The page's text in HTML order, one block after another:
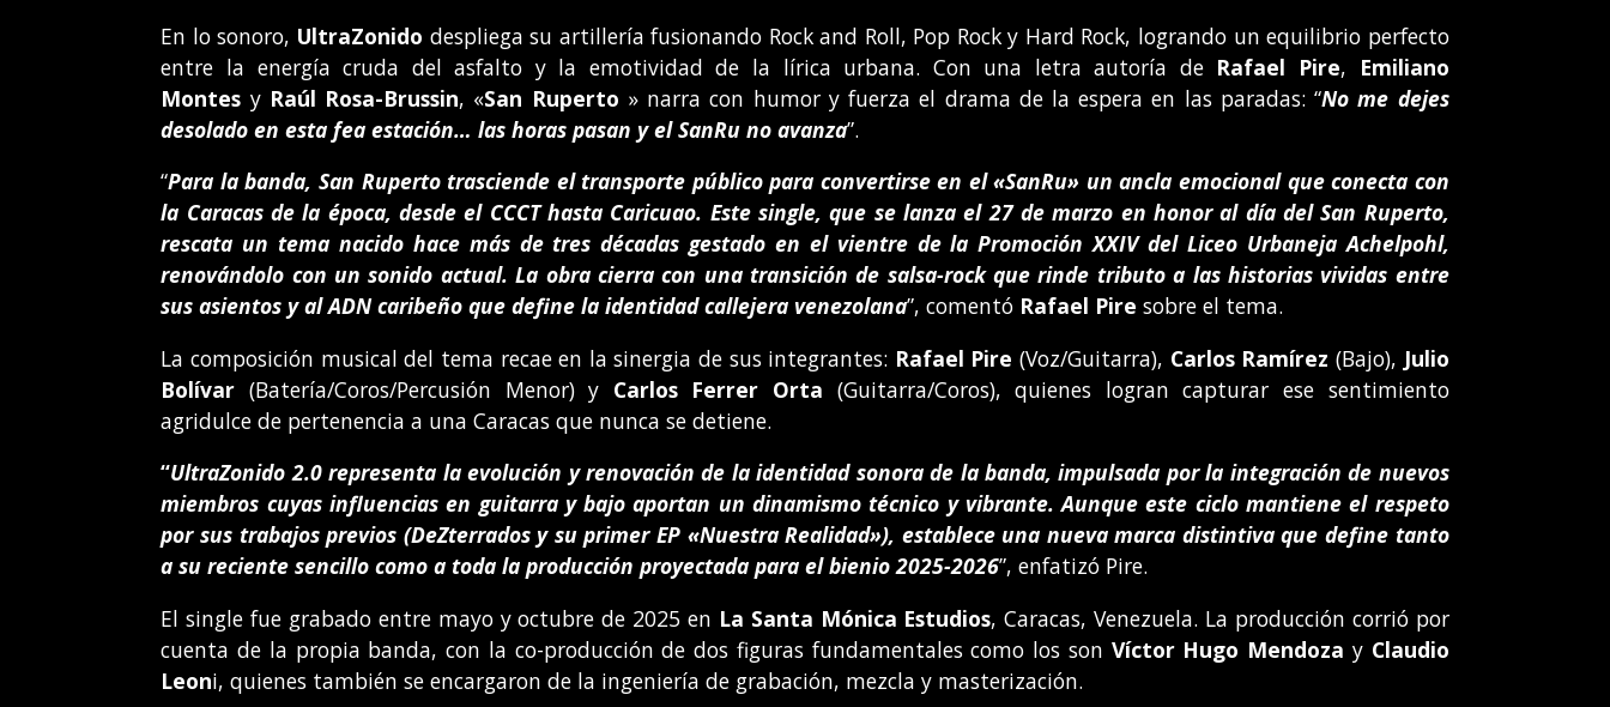
En lo sonoro, UltraZonido despliega su artillería fusionando Rock and Roll, Pop Rock y Hard Rock, logrando un equilibrio perfecto
entre la energía cruda del asfalto y la emotividad de la lírica urbana. Con una letra autoría de Rafael Pire, Emiliano
Montes yRaúl Rosa-Brussin, «San Ruperto » narra con humor y fuerza el drama de la espera en las paradas: “No me dejes
desolado en esta fea estación… las horas pasan y el SanRu no avanza”.
“Para la banda, San Ruperto trasciende el transporte público para convertirse en el«SanRu» unancla emocional que conecta con
la Caracas de la época, desde el CCCT hasta Caricuao. Este single, que se lanza el 27 de marzo en honor al día del San Ruperto,
rescata un tema nacido hace más de tres décadas gestado en el vientre de la Promoción XXIV del Liceo Urbaneja Achelpohl,
renovándolo con un sonido actual. La obra cierra con una transición de salsa-rock que rinde tributo a las historias vividas entre
sus asientos y al ADN caribeño que define la identidad callejera venezolana”, comentó Rafael Pire sobre el tema.
La composición musical del tema recae en la sinergia de sus integrantes: Rafael Pire (Voz/Guitarra), Carlos Ramírez (Bajo), Julio
Bolívar (Batería/Coros/Percusión Menor) y Carlos Ferrer Orta (Guitarra/Coros), quienes logran capturar ese sentimiento
agridulce de pertenencia a una Caracas que nunca se detiene.
“UltraZonido 2.0 representa la evolución y renovación de la identidad sonora de la banda, impulsada por la integración de nuevos
miembros cuyas influencias en guitarra y bajo aportan un dinamismo técnico y vibrante. Aunque este ciclo mantiene el respeto
por sus trabajos previos (DeZterrados y su primer EP «Nuestra Realidad»), establece una nueva marca distintiva que define tanto
a su reciente sencillo como a toda la producción proyectada para el bienio 2025-2026”, enfatizó Pire.
El single fue grabado entre mayo y octubre de 2025 en La Santa Mónica Estudios, Caracas, Venezuela. La producción corrió por
cuenta de la propia banda, con la co-producción de dos figuras fundamentales como los son Víctor Hugo Mendoza yClaudio
Leoni, quienes también se encargaron de la ingeniería de grabación, mezcla y masterización.